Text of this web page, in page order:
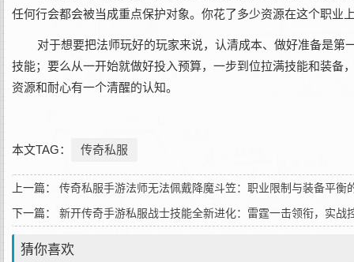
任何行会都会被当成重点保护对象。你花了多少资源在这个职业
对于想要把法师玩好的玩家来说，认清成本、做好准备是
技能；要么从一开始就做好投入预算，一步到位拉满技能和装备
资源和耐心有一个清醒的认知。
本文TAG： 传奇私服
上一篇： 传奇私服手游法师无法佩戴降魔斗笠：职业限制与装备平衡
下一篇： 新开传奇手游私服战士技能全新进化：雷霆一击领衔，实战
猜你喜欢